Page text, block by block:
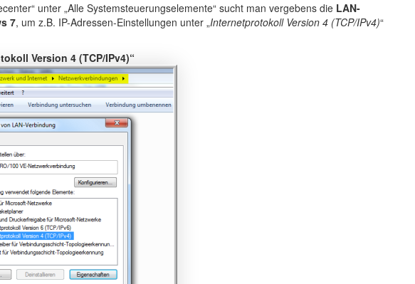
unter „Alle Systemsteuerungselemente“ sucht man vergebens die LAN-
7, um z.B. IP-Adressen-Einstellungen unter „Internetprotokoll Version 4 (TCP/IPv4)“
Version 4 (TCP/IPv4)“